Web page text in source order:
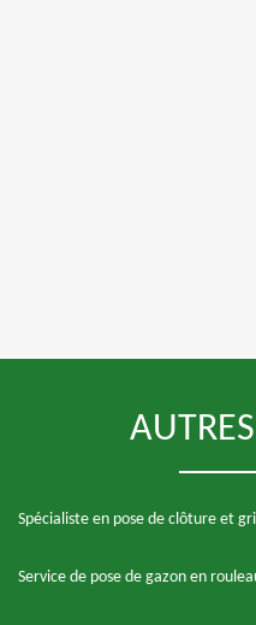
Spécialiste en pose de clôture et
Service de pose de gazon en